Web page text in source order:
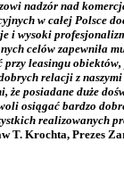
nadzór nad
w całej Polsce
i wysoki
celów zapewniła
przy leasingu obiektów,
relacji z
że posiadane duże
osiągać bardzo
realizowanych
T. Krochta, Prezes